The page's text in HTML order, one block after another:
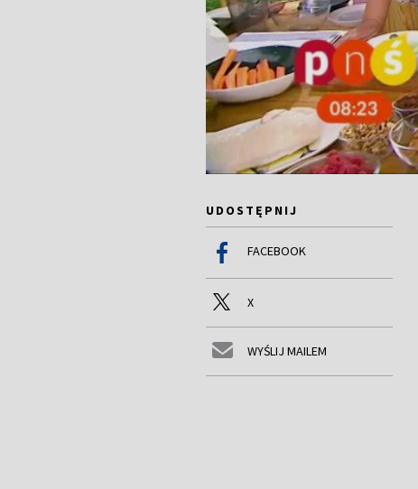
UDOSTĘPNIJ
FACEBOOK
X
WYŚLIJ MAILEM